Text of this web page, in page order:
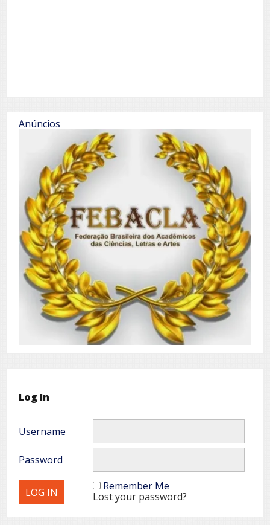
Anúncios
Log In
Username
Password
Remember Me
Lost your password?